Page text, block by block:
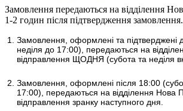
Замовлення передаються на відділення
1-2 годин після підтвердження замовлення.
Замовлення, оформлені та підтверджені
неділя до 17:00) , передаються на
відправлення ЩОДНЯ (субота та неділя
Замовлення, оформлені після 18:00
17:00), передаються на відділення Нова
відправлення зранку наступного дня.